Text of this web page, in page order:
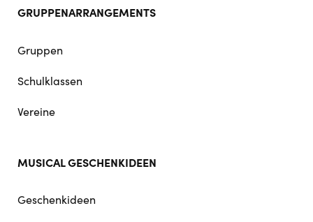
GRUPPENARRANGEMENTS
Gruppen
Schulklassen
Vereine
MUSICAL GESCHENKIDEEN
Geschenkideen